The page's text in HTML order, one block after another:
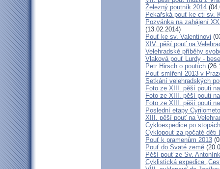
Železný poutník 2014
Pekařská pouť ke cti sv.
Pozvánka na zahájení
(13.02.2014)
Pouť ke sv. Valentinovi
XIV. pěší pouť na
Velehradské příběhy
Vlaková pouť Lurdy -
Petr Hirsch o poutích
Pouť smíření 2013 v
Setkání velehradských
Foto ze XIII. pěší pouti
Foto ze XIII. pěší pouti
Foto ze XIII. pěší pouti
Poslední etapy
XIII. pěší pouť na
Cykloexpedice po
Cyklopouť za počaté děti
Pouť k pramenům 2013
Pouť do Svaté země
Pěší pouť ze Sv.
Cyklistická expedice